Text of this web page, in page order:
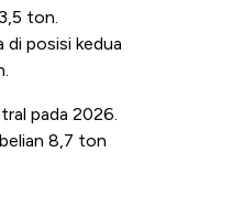
ton.
di posisi kedua
pada 2026.
8,7 ton